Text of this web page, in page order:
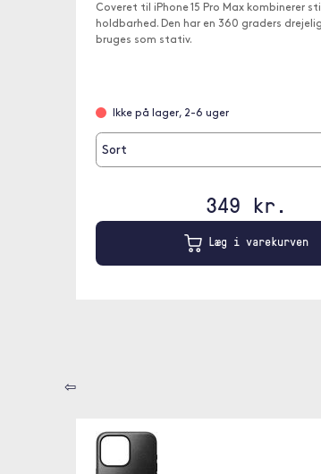
Coveret til iPhone 15 Pro Max kombinerer
holdbarhed. Den har en 360 graders
bruges som stativ.
Ikke på lager, 2-6 uger
Sort
349 kr.
Læg i varekurven
⇦